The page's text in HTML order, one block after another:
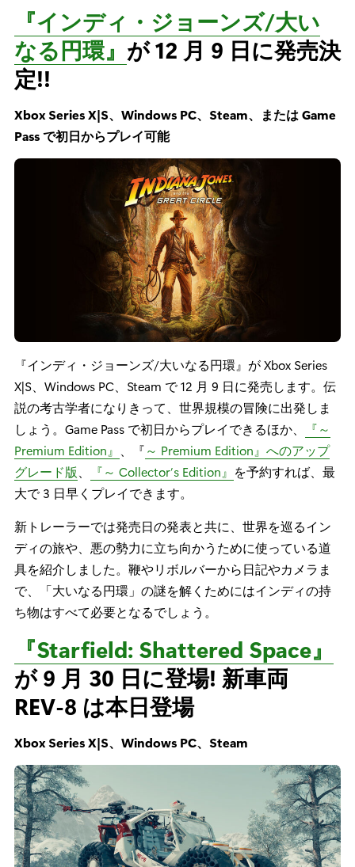
『インディ・ジョーンズ/大い
なる円環』 が 12 月 9 日に発売決
定!!
Xbox Series X|S、Windows PC、Steam、または Game
Pass で初日からプレイ可能
『インディ・ジョーンズ/大いなる円環』が Xbox Series
X|S、Windows PC、Steam で 12 月 9 日に発売します。伝
説の考古学者になりきって、世界規模の冒険に出発しま
しょう。Game Pass で初日からプレイできるほか、
『～
Premium Edition』
、『～ Premium Edition』へのアップ
グレード版
『～ Collector’s Edition』 を予約すれば、最
大で 3 日早くプレイできます。
新トレーラーでは発売日の発表と共に、世界を巡るイン
ディの旅や、悪の勢力に立ち向かうために使っている道
具を紹介しました。鞭やリボルバーから日記やカメラま
で、「大いなる円環」の謎を解くためにはインディの持
ち物はすべて必要となるでしょう。
『Starfield: Shattered Space』
が 9 月 30 日に登場! 新車両
REV-8 は本日登場
Xbox Series X|S、Windows PC、Steam